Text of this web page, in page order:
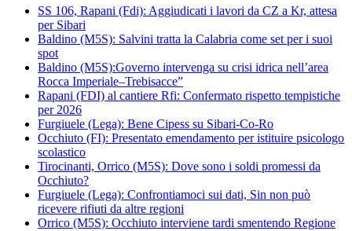
SS 106, Rapani (Fdi): Aggiudicati i lavori da CZ a Kr, attesa
per Sibari
Baldino (M5S): Salvini tratta la Calabria come set per i suoi
spot
Baldino (M5S):Governo intervenga su crisi idrica nell’area
Rocca Imperiale–Trebisacce”
Rapani (FDI) al cantiere Rfi: Confermato rispetto tempistiche
per 2026
Furgiuele (Lega): Bene Cipess su Sibari-Co-Ro
Occhiuto (FI): Presentato emendamento per istituire psicologo
scolastico
Tirocinanti, Orrico (M5S): Dove sono i soldi promessi da
Occhiuto?
Furgiuele (Lega): Confrontiamoci sui dati, Sin non può
ricevere rifiuti da altre regioni
Orrico (M5S): Occhiuto interviene tardi smentendo Regione